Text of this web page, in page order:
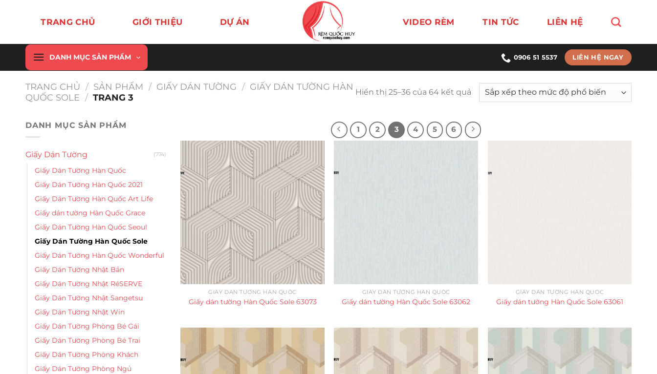
dung
TRANG CHỦ GIỚI THIỆU DỰ ÁN VIDEO RÈM TIN TỨC LIÊN HỆ
DANH MỤC SẢN PHẨM 0906 51 5537 LIÊN HỆ NGAY
TRANG CHỦ / SẢN PHẨM / GIẤY DÁN TƯỜNG / GIẤY DÁN TƯỜNG HÀN
QUỐC SOLE / TRANG 3
Hiển thị 25–36 của 64 kết quả
DANH MỤC SẢN PHẨM
Giấy Dán Tường (774)
Giấy Dán Tường Hàn Quốc
Giấy Dán Tường Hàn Quốc 2021
Giấy Dán Tường Hàn Quốc Art Life
Giấy dán tường Hàn Quốc Grace
Giấy Dán Tường Hàn Quốc Seoul
Giấy Dán Tường Hàn Quốc Sole
Giấy Dán Tường Hàn Quốc Wonderful
Giấy Dán Tường Nhật Bản
Giấy Dán Tường Nhật RéSERVE
Giấy Dán Tường Nhật Sangetsu
Giấy Dán Tường Nhật Win
Giấy Dán Tường Phòng Bé Gái
Giấy Dán Tường Phòng Bé Trai
Giấy Dán Tường Phòng Khách
Giấy Dán Tường Phòng Ngủ
GIẤY DÁN TƯỜNG HÀN QUỐC
Giấy dán tường Hàn Quốc Sole 63073
GIẤY DÁN TƯỜNG HÀN QUỐC
Giấy dán tường Hàn Quốc Sole 63062
GIẤY DÁN TƯỜNG HÀN QUỐC
Giấy dán tường Hàn Quốc Sole 63061
1 2 3 4 5 6